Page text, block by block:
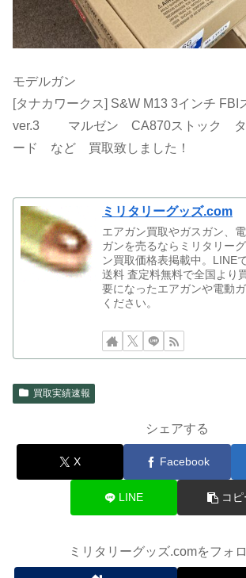
モデルガン
[タナカワークス] S&W M13 3インチ FBI
ver.3 マルゼン CA870ストック タ
ード など 買取致しました！
ミリタリーグッズ.com
エアガン買取やガスガン、
ガンを売るならミリタリー
ン買取価格表掲載中。LINE
送料 査定料無料で全国より
要になったエアガンや電動
ください。
買取実績速報
シェアする
X Facebook
LINE コピ
ミリタリーグッズ.comをフォ